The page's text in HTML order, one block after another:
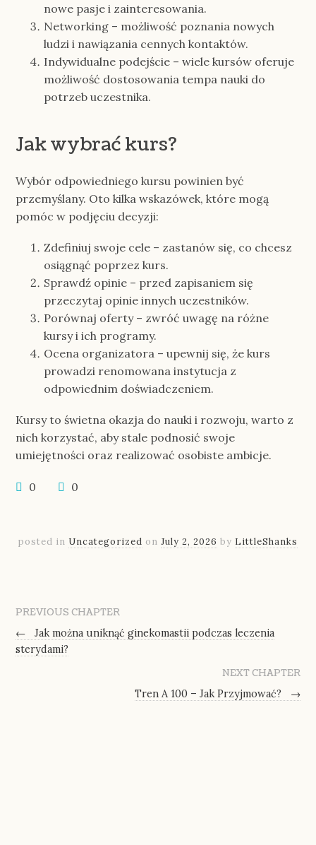
nowe pasje i zainteresowania.
Networking – możliwość poznania nowych
ludzi i nawiązania cennych kontaktów.
Indywidualne podejście – wiele kursów oferuje
możliwość dostosowania tempa nauki do
potrzeb uczestnika.
Jak wybrać kurs?
Wybór odpowiedniego kursu powinien być
przemyślany. Oto kilka wskazówek, które mogą
pomóc w podjęciu decyzji:
Zdefiniuj swoje cele – zastanów się, co chcesz
osiągnąć poprzez kurs.
Sprawdź opinie – przed zapisaniem się
przeczytaj opinie innych uczestników.
Porównaj oferty – zwróć uwagę na różne
kursy i ich programy.
Ocena organizatora – upewnij się, że kurs
prowadzi renomowana instytucja z
odpowiednim doświadczeniem.
Kursy to świetna okazja do nauki i rozwoju, warto z
nich korzystać, aby stale podnosić swoje
umiejętności oraz realizować osobiste ambicje.
0 0
posted in Uncategorized on July 2, 2026 by LittleShanks
PREVIOUS CHAPTER
←
Jak można uniknąć ginekomastii podczas leczenia
sterydami?
NEXT CHAPTER
Tren A 100 – Jak Przyjmować?
→